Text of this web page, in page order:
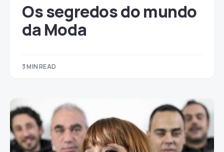
Os segredos do mundo
da Moda
3 MIN READ